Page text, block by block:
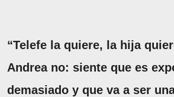
“Telefe la quiere, la hija
Andrea no: siente que es
demasiado y que va a ser